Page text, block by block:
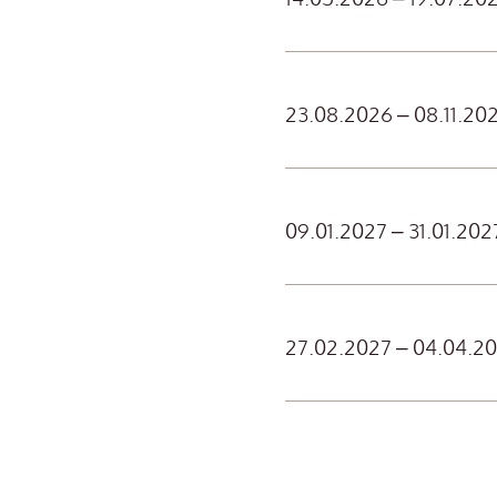
23.08.2026 –
09.01.2027 –
27.02.2027 –